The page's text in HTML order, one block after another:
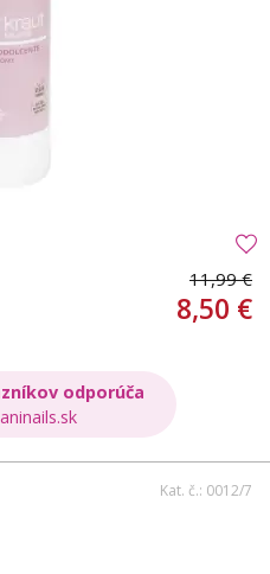
11,99 €
8,50 €
odporúča
Kat. č.: 0012/7